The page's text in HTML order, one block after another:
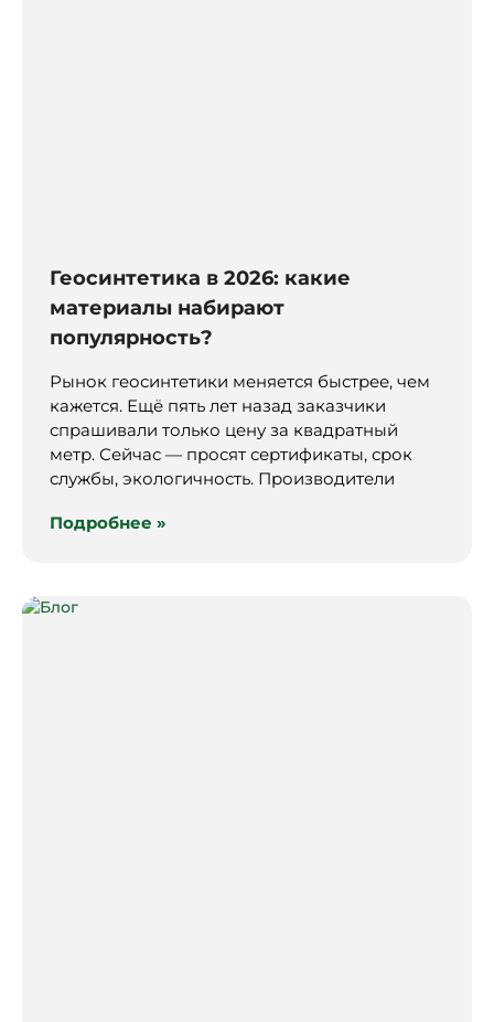
Геосинтетика в 2026: какие
материалы набирают
популярность?
Рынок геосинтетики меняется быстрее, чем
кажется. Ещё пять лет назад заказчики
спрашивали только цену за квадратный
метр. Сейчас — просят сертификаты, срок
службы, экологичность. Производители
Подробнее »